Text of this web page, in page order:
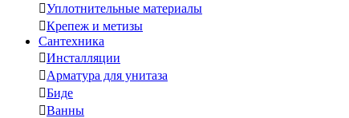
Уплотнительные материалы
Крепеж и метизы
Сантехника
Инсталляции
Арматура для унитаза
Биде
Ванны